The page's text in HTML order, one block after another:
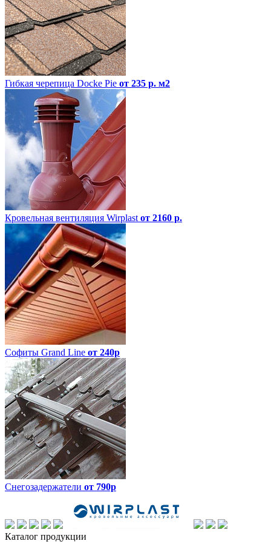
Гибкая черепица Docke Pie от 235 р. м2
Кровельная вентиляция Wirplast от 2160 р.
Софиты Grand Line от 240р
Снегозадержатели от 790р
Каталог продукции